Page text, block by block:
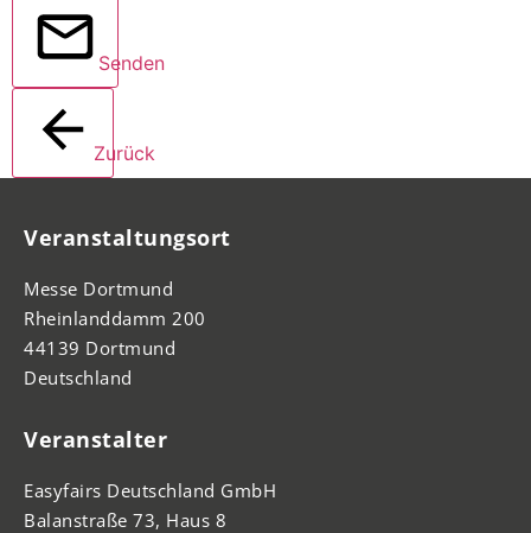
Senden
Zurück
Veranstaltungsort
Messe Dortmund
Rheinlanddamm 200
44139 Dortmund
Deutschland
Veranstalter
Easyfairs Deutschland GmbH
Balanstraße 73, Haus 8